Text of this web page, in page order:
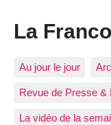
La
Au jour le jour
Revue de Presse &
La vidéo de la